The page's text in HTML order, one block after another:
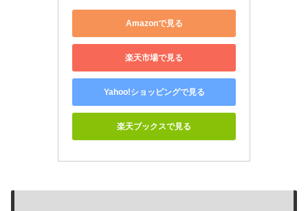
Amazonで見る
楽天市場で見る
Yahoo!ショッピングで見る
楽天ブックスで見る